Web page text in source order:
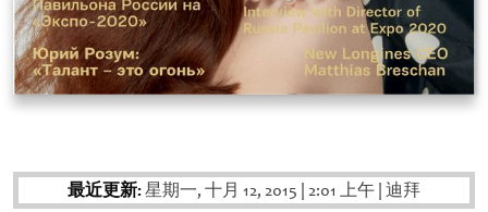
最近更新:星期一, 十月 12, 2015 2:01 上午 迪拜